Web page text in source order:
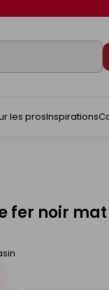
les prosInspirations
fer noir